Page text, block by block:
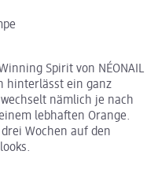
Spirit von NÉONAIL
hinterlässt ein ganz
nämlich je nach
lebhaften Orange.
Wochen auf den